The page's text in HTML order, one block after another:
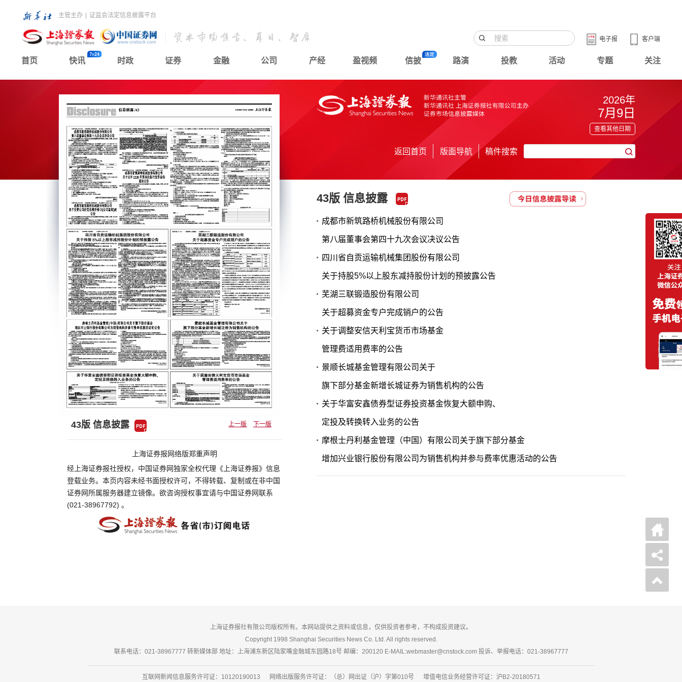
主管主办 证监会法定信息披露平台
客户端
电子报
首页 快讯 时政 证券 金融 公司 产经 盈视频 信披 路演 投教 活动 专题 关注
43版 信息披露 上一版 下一版
上海证券报网络版郑重声明
经上海证券报社授权，中国证券网独家全权代理《上海证券报》信息
登载业务。本页内容未经书面授权许可，不得转载、复制或在非中国
证券网所属服务器建立镜像。欲咨询授权事宜请与中国证券网联系
(021-38967792) 。
2026年
7月9日
查看其他日期
返回首页 版面导航 稿件搜索
43版 信息披露
成都市新筑路桥机械股份有限公司
第八届董事会第四十九次会议决议公告
四川省自贡运输机械集团股份有限公司
关于持股5%以上股东减持股份计划的预披露公告
芜湖三联锻造股份有限公司
关于超募资金专户完成销户的公告
关于调整安信天利宝货币市场基金
管理费适用费率的公告
景顺长城基金管理有限公司关于
旗下部分基金新增长城证券为销售机构的公告
关于华富安鑫债券型证券投资基金恢复大额申购、
定投及转换转入业务的公告
摩根士丹利基金管理（中国）有限公司关于旗下部分基金
增加兴业银行股份有限公司为销售机构并参与费率优惠活动的公告
上海证券报社有限公司版权所有。本网站提供之资料或信息，仅供投资者参考，不构成投资建议。
Copyright 1998 Shanghai Securities News Co. Ltd. All rights reserved.
联系电话：021-38967777 转新媒体部 地址：上海浦东新区陆家嘴金融城东园路18号 邮编：200120 E-MAIL:webmaster@cnstock.com 投诉、举报电话：021-38967777
互联网新闻信息服务许可证：10120190013 网络出版服务许可证：（总）网出证（沪）字第010号 增值电信业务经营许可证：沪B2-20180571